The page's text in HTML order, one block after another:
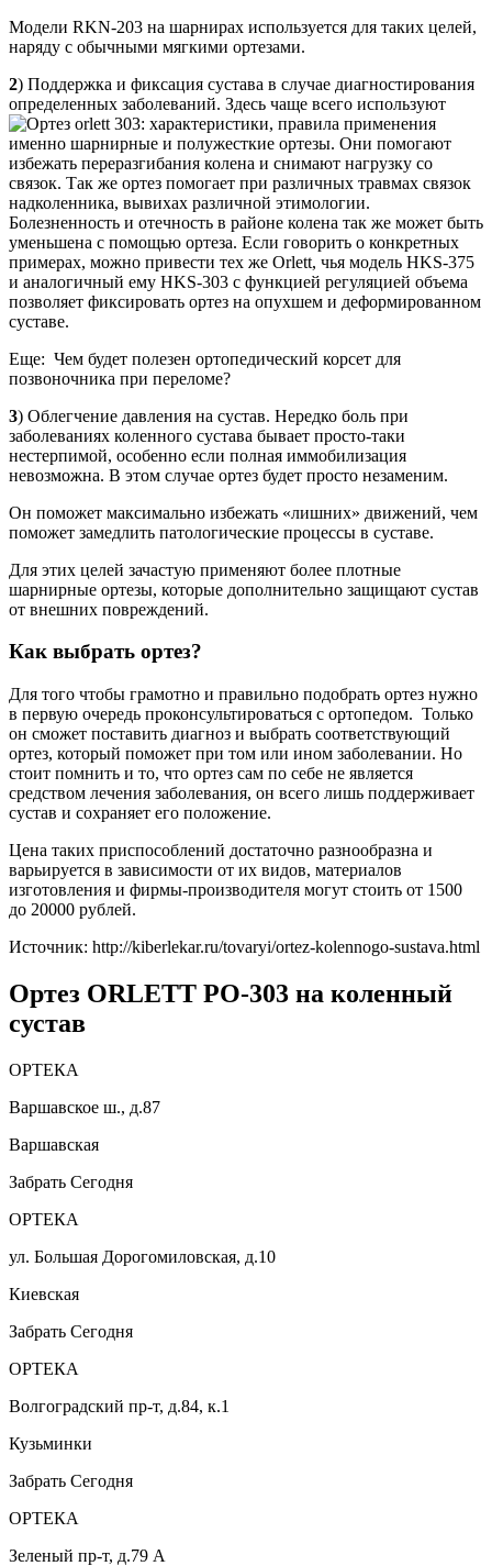
Модели RKN-203 на шарнирах используется для таких целей,
наряду с обычными мягкими ортезами.
2) Поддержка и фиксация сустава в случае диагностирования
определенных заболеваний. Здесь чаще всего используют
именно шарнирные и полужесткие ортезы. Они помогают
избежать переразгибания колена и снимают нагрузку со
связок. Так же ортез помогает при различных травмах связок
надколенника, вывихах различной этимологии.
Болезненность и отечность в районе колена так же может быть
уменьшена с помощью ортеза. Если говорить о конкретных
примерах, можно привести тех же Orlett, чья модель HKS-375
и аналогичный ему HKS-303 с функцией регуляцией объема
позволяет фиксировать ортез на опухшем и деформированном
суставе.
Еще: Чем будет полезен ортопедический корсет для
позвоночника при переломе?
3) Облегчение давления на сустав. Нередко боль при
заболеваниях коленного сустава бывает просто-таки
нестерпимой, особенно если полная иммобилизация
невозможна. В этом случае ортез будет просто незаменим.
Он поможет максимально избежать «лишних» движений, чем
поможет замедлить патологические процессы в суставе.
Для этих целей зачастую применяют более плотные
шарнирные ортезы, которые дополнительно защищают сустав
от внешних повреждений.
Как выбрать ортез?
Для того чтобы грамотно и правильно подобрать ортез нужно
в первую очередь проконсультироваться с ортопедом. Только
он сможет поставить диагноз и выбрать соответствующий
ортез, который поможет при том или ином заболевании. Но
стоит помнить и то, что ортез сам по себе не является
средством лечения заболевания, он всего лишь поддерживает
сустав и сохраняет его положение.
Цена таких приспособлений достаточно разнообразна и
варьируется в зависимости от их видов, материалов
изготовления и фирмы-производителя могут стоить от 1500
до 20000 рублей.
Источник: http://kiberlekar.ru/tovaryi/ortez-kolennogo-sustava.html
Ортез ORLETT PO-303 на коленный
сустав
ОРТЕКА
Варшавское ш., д.87
Варшавская
Забрать Сегодня
ОРТЕКА
ул. Большая Дорогомиловская, д.10
Киевская
Забрать Сегодня
ОРТЕКА
Волгоградский пр-т, д.84, к.1
Кузьминки
Забрать Сегодня
ОРТЕКА
Зеленый пр-т, д.79 А